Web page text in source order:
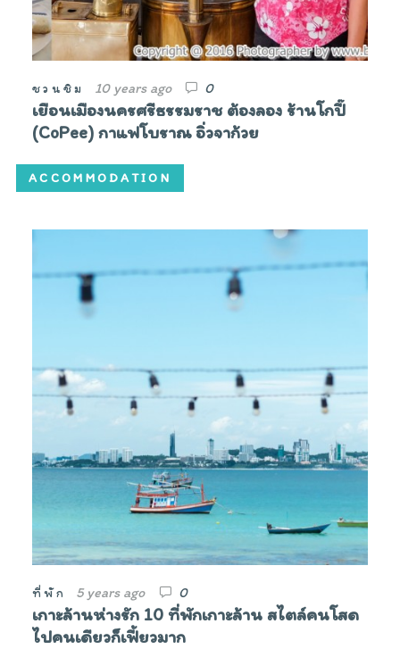
ชวนชิม 10 years ago 0
เยือนเมืองนครศรีธรรมราช ต้องลอง ร้านโกปี๊
(CoPee) กาแฟโบราณ อิ่วจาก้วย
ACCOMMODATION
ที่พัก 5 years ago 0
เกาะล้านห่างรัก 10 ที่พักเกาะล้าน สไตล์คนโสด
ไปคนเดียวก็เฟี้ยวมาก